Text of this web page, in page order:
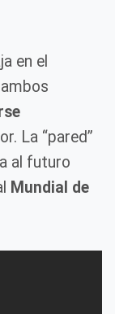
en el
La “pared”
al futuro
Mundial de